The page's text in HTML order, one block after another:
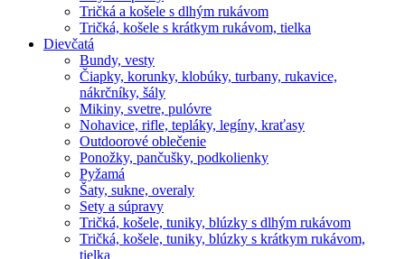
Tričká a košele s dlhým rukávom
Tričká, košele s krátkym rukávom, tielka
Dievčatá
Bundy, vesty
Čiapky, korunky, klobúky, turbany, rukavice,
nákrčníky, šály
Mikiny, svetre, pulóvre
Nohavice, rifle, tepláky, legíny, kraťasy
Outdoorové oblečenie
Ponožky, pančušky, podkolienky
Pyžamá
Šaty, sukne, overaly
Sety a súpravy
Tričká, košele, tuniky, blúzky s dlhým rukávom
Tričká, košele, tuniky, blúzky s krátkym rukávom,
tielka